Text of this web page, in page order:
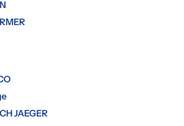
JAEGER